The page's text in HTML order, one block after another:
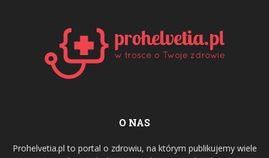
O NAS
Prohelvetia.pl to portal o zdrowiu, na którym publikujemy wiele